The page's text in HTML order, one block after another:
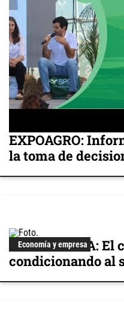
EXPOAGRO:
la toma de
Economía y empresa
Encuesta SEA:
condicionando al